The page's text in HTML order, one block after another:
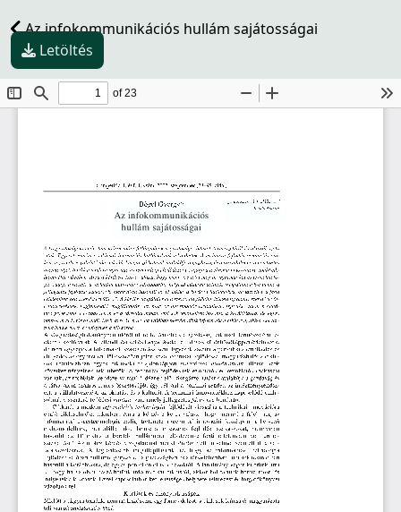
Az infokommunikációs hullám sajátosságai
Letöltés